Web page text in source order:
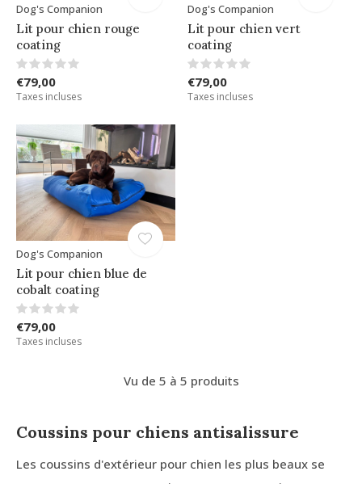
Dog's Companion
Lit pour chien rouge
coating
€79,00
Taxes incluses
Dog's Companion
Lit pour chien vert
coating
€79,00
Taxes incluses
Dog's Companion
Lit pour chien blue de
cobalt coating
€79,00
Taxes incluses
Vu de 5 à 5 produits
Coussins pour chiens antisalissure
Les coussins d'extérieur pour chien les plus beaux se